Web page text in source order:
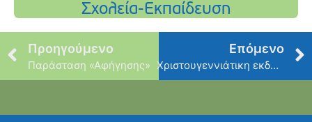
Προηγούμενο
Παράσταση «Αφήγησης»
Επόμενο
Χριστουγεννιάτικη εκδήλωση Αγ. Σοφίας